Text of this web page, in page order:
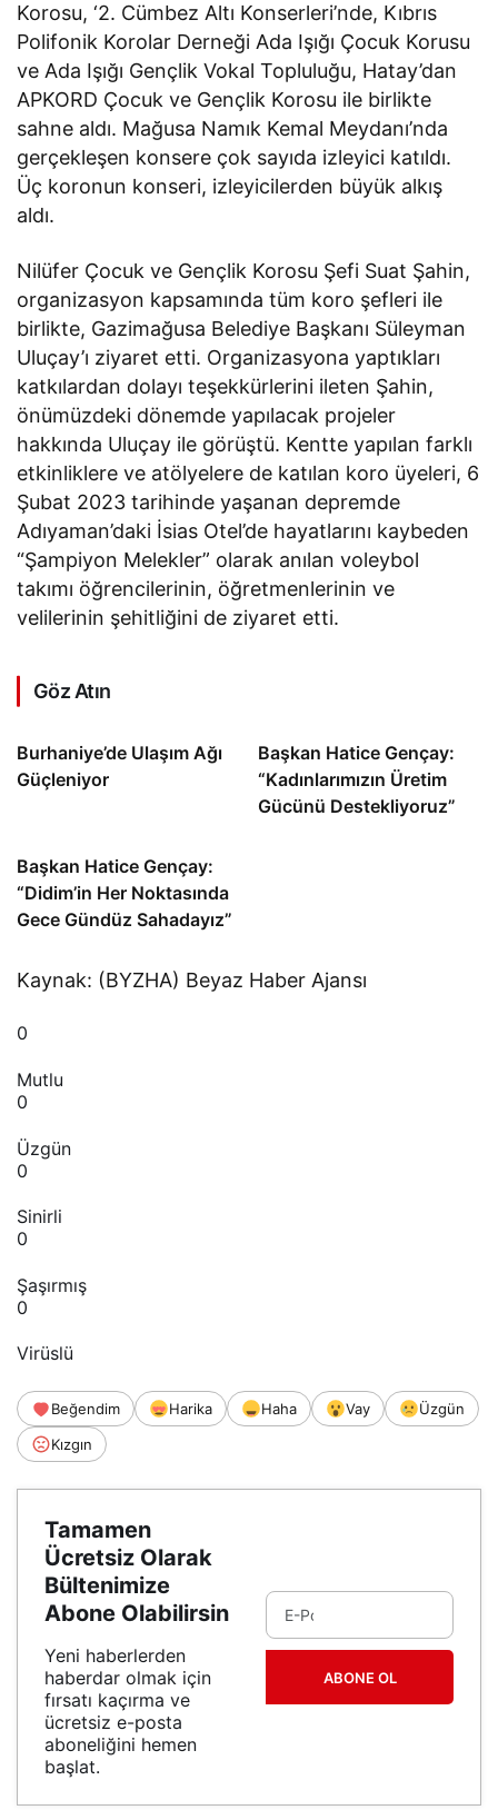
Korosu, ‘2. Cümbez Altı Konserleri’nde, Kıbrıs
Polifonik Korolar Derneği Ada Işığı Çocuk Korusu
ve Ada Işığı Gençlik Vokal Topluluğu, Hatay’dan
APKORD Çocuk ve Gençlik Korosu ile birlikte
sahne aldı. Mağusa Namık Kemal Meydanı’nda
gerçekleşen konsere çok sayıda izleyici katıldı.
Üç koronun konseri, izleyicilerden büyük alkış
aldı.
Nilüfer Çocuk ve Gençlik Korosu Şefi Suat Şahin,
organizasyon kapsamında tüm koro şefleri ile
birlikte, Gazimağusa Belediye Başkanı Süleyman
Uluçay’ı ziyaret etti. Organizasyona yaptıkları
katkılardan dolayı teşekkürlerini ileten Şahin,
önümüzdeki dönemde yapılacak projeler
hakkında Uluçay ile görüştü. Kentte yapılan farklı
etkinliklere ve atölyelere de katılan koro üyeleri, 6
Şubat 2023 tarihinde yaşanan depremde
Adıyaman’daki İsias Otel’de hayatlarını kaybeden
“Şampiyon Melekler” olarak anılan voleybol
takımı öğrencilerinin, öğretmenlerinin ve
velilerinin şehitliğini de ziyaret etti.
Göz Atın
Burhaniye’de Ulaşım Ağı
Güçleniyor
Başkan Hatice Gençay:
“Kadınlarımızın Üretim
Gücünü Destekliyoruz”
Başkan Hatice Gençay:
“Didim’in Her Noktasında
Gece Gündüz Sahadayız”
Kaynak: (BYZHA) Beyaz Haber Ajansı
0
Mutlu
0
Üzgün
0
Sinirli
0
Şaşırmış
0
Virüslü
Beğendim Harika Haha Vay
Üzgün
Kızgın
Tamamen
Ücretsiz Olarak
Bültenimize
Abone Olabilirsin
Yeni haberlerden
haberdar olmak için
fırsatı kaçırma ve
ücretsiz e-posta
aboneliğini hemen
başlat.
ABONE OL